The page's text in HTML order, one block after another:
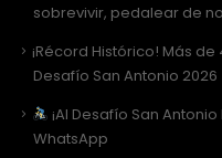
sobrevivir, pedalear de
¡Récord Histórico! Más
Desafío San Antonio 2026
¡Al Desafío San
WhatsApp